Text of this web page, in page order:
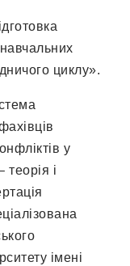
циклу».
у
теорія і
імені